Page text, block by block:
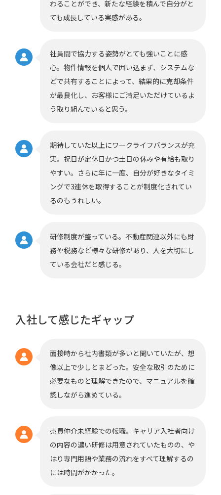
わることができ、新たな経験を積んで自分がと
ても成長している実感がある。
社員間で協力する姿勢がとても強いことに感
心。物件情報を個人で囲い込まず、システムな
どで共有することによって、結果的に売却条件
が最良化し、お客様にご満足いただけているよ
う取り組んでいると思う。
期待していた以上にワークライフバランスが充
実。祝日が定休日かつ土日の休みや有給も取り
やすい。さらに年に一度、自分が好きなタイミ
ングで3連休を取得することが制度化されてい
るのもうれしい。
研修制度が整っている。不動産関連以外にも財
務や税務など様々な研修があり、人を大切にし
ている会社だと感じる。
入社して感じたギャップ
面接時から社内書類が多いと聞いていたが、想
像以上で少しとまどった。安全な取引のために
必要なものと理解できたので、マニュアルを確
認しながら進めている。
売買仲介未経験での転職。キャリア入社者向け
の内容の濃い研修は用意されていたものの、や
はり専門用語や業務の流れをすべて理解するの
には時間がかかった。